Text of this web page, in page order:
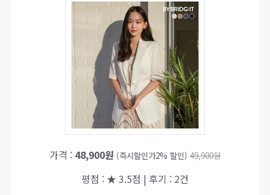
가격 : 48,900원 (즉시할인가2% 할인) 49,900원
평점 : ★ 3.5점 | 후기 : 2건